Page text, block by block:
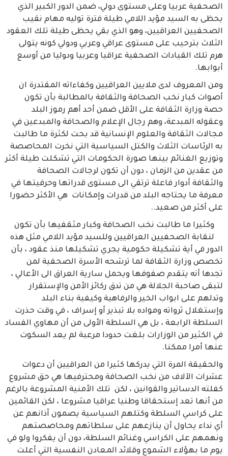
الصحفية عربيا وعلى مستوى دولي، ضمن الدور الكبير الذي
يحظى به السيد مؤيد اللامي طيلة فترة توليه مهام نقيب
الصحفيين العراقيين، وهو الذي بقي يحظى طيلة تلك العقود
الثلاث بترحيب على مستوى عراقي وعربي ودولي كونه يتولى
هرم تلك القيادات الصحفية عراقيا وعربيا ودوليا من أوسع
أبوابها.
ومن المعروف لدى ملايين العراقيين وكفاءاته المقتدرة ان
أصوات كبار نخب الصحافة والثقافة بالمطالبة بأن تكون
حصة وزارة الثقافة على الأقل ضمن أحد أهم رموز البلد
وعقوله المبدعة، وهم رجال الإعلام والصحافة والمبدعين في
مجالات الثقافة والعلوم الإنسانية قد بحت لكثرة ما طالبت
به الرئاسات الثلاث والكتل السياسية التي نخرت المحاصصة
وتوزيع الغنائم بينها صورة الحكومات التي تشكلت طيلة أكثر
من عقدين من الزمان ، دون أن تكون لرجالات الصحافة
والثقافة أدوار فاعلة ترتقي الى مستوى قدراتها وحرفيتها في
معرفة ما يحتاجه البلد من قدرات وإمكانات هي الأكثر حضورا
على أكثر من صعيد..
وكثيرا ما طالبت نخب الصحافة وكبار مثقفيها بأن تكون
لنقابة الصحفيين العراقيين وللسيد مؤيد اللامي مثل هذه
الدور في أية تشكيلة حكومية يجري تشكيلها منذ عقود ، بأن
تخصص وزارة الثقافة لما ترشحه الأسرة الصحفية لمن
تجدها أنه يتقدم صفوفها ويحمل سارية العراق الى الأعالي ،
لتبقى صاحبة الجلالة هي من تدق ركائز الأمن والإستقرار
وتدلهم على ابواب الخير والرفاهية وكيفية بناء البلد
وإستغلال ثرواته ومواده بلا تبذير أو إسراف ، في وقت حذرت
السلطة الرابعة ، بل هي السلطة الأولى من أن مهاوي الفساد
في الكثير من الوزارات بلغت حدودا مرعبة لم يعد السكوت
عنها أمرا ممكنا.
والحقيقة المرة التي يدركها كثيرا من العراقيين أن دعوات
عشرات الآلاف من نخب الصحافة ومحترفيها هي حق مشروع
كفلته الدساتير والقوانين ، لكن تلك الأمنية المشروعة بالرغم
من أنها تعد إستحقاقا وطنيا عراقيا مشروعا ، لكن القائمين
على كراسي السلطة وكتلهم السياسية يصمون آذانهم عن
أي نداء يحاول أن ينازعهم على سلطاتهم ومحاصصتهم
ونهمهم على الكراسي وغنائم السلطة، دون أن يفكروا ولو في
يوم ما بهؤلاء الشموع وقلائد المعادن النفسية التي أعلت